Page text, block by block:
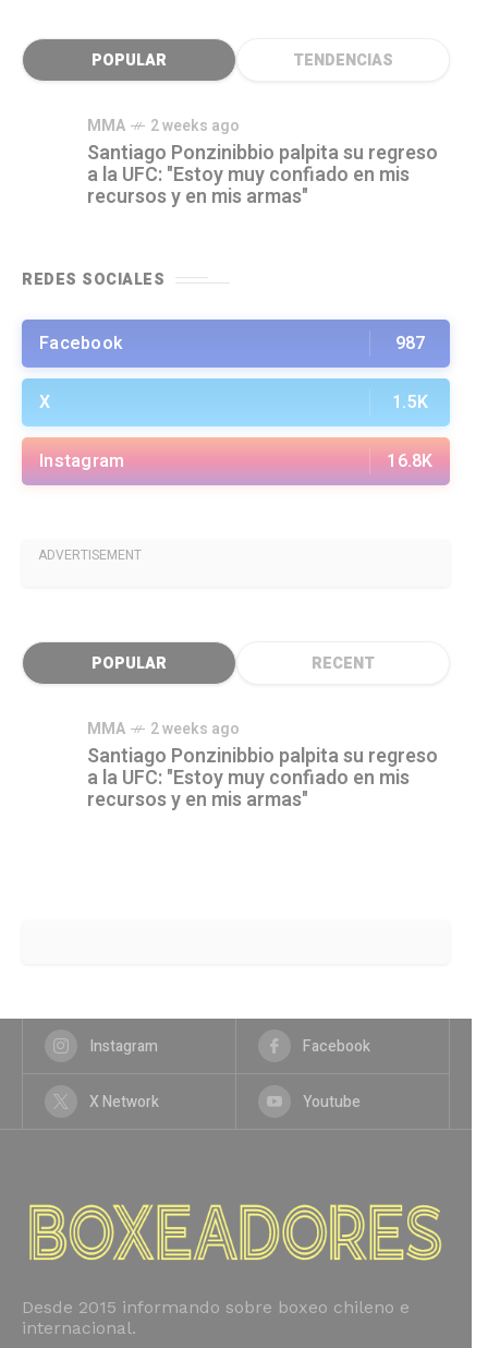
POPULAR TENDENCIAS
MMA 2 weeks ago
Santiago Ponzinibbio palpita su regreso
a la UFC: "Estoy muy confiado en mis
recursos y en mis armas"
REDES SOCIALES
Facebook 987
X 1.5K
Instagram 16.8K
ADVERTISEMENT
POPULAR RECENT
MMA 2 weeks ago
Santiago Ponzinibbio palpita su regreso
a la UFC: "Estoy muy confiado en mis
recursos y en mis armas"
Instagram Facebook
X Network Youtube
Desde 2015 informando sobre boxeo chileno e
internacional.